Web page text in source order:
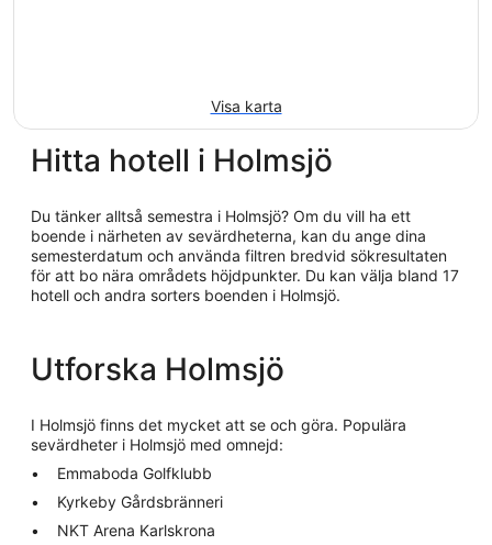
Visa karta
Hitta hotell i Holmsjö
Du tänker alltså semestra i Holmsjö? Om du vill ha ett
boende i närheten av sevärdheterna, kan du ange dina
semesterdatum och använda filtren bredvid sökresultaten
för att bo nära områdets höjdpunkter. Du kan välja bland 17
hotell och andra sorters boenden i Holmsjö.
Utforska Holmsjö
I Holmsjö finns det mycket att se och göra. Populära
sevärdheter i Holmsjö med omnejd:
Emmaboda Golfklubb
Kyrkeby Gårdsbränneri
NKT Arena Karlskrona